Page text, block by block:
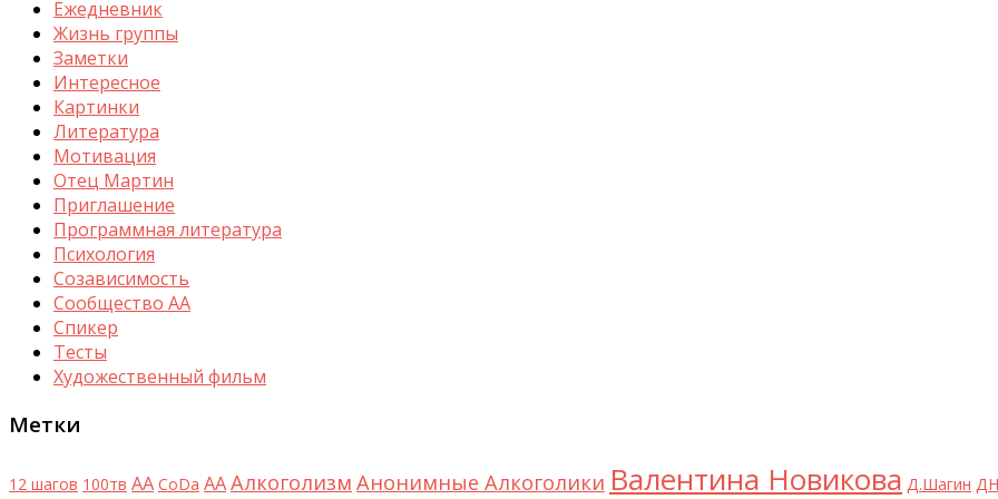
Ежедневник
Жизнь группы
Заметки
Интересное
Картинки
Литература
Мотивация
Отец Мартин
Приглашение
Программная литература
Психология
Созависимость
Сообщество АА
Спикер
Тесты
Художественный фильм
Метки
12 шагов 100тв AA CoDa АААлкоголизм Анонимные Алкоголики Валентина Новикова Д.Шагин